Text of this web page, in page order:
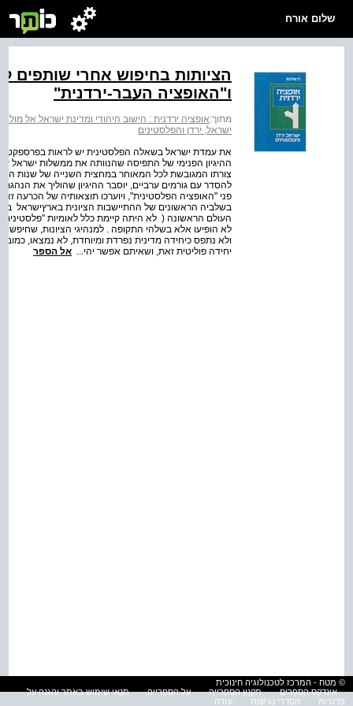
שלום אורח
הציותות בחיפוש אחרי שותפים
ו"האופציה העבר-ירדנית"
מתוך:אופציה ירדנית : הישוב היהודי ומדינת ישראל אל
ישראל, ירדן והפלסטינים
את עמדת ישראל בשאלה הפלסטינית יש לראות
צורתו המגובשת לכל המאוחר במחצית השנייה של שנות
להסדר עם גורמים ערביים, יוסבר ההיגיון שהוליך את
בשלביה הראשונים של ההתיישבות הציונית בארץ­ישראל
העולם הראשונה ( ­ לא היתה קיימת כלל לאומיות
לא הופיעו אלא בשלהי התקופה . למנהיגי הציונות,
ולא נתפס כיחידה מדינית נפרדת ומיוחדת, לא נמצאו,
יחידה פוליטית זאת, ושאיתם אפשר יהי... אל הספר
© מטח - המרכז לטכנולוגיה חינוכית
אינדקס הספרים
תקנון הספרייה על הספרייה
תנאי שימוש באתר והגנה על
פרטיות
הסדרי נגישות עזרה